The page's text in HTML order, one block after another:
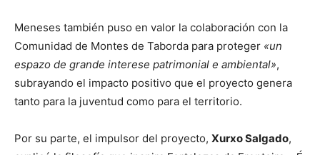
Meneses también puso en valor la colaboración con la
Comunidad de Montes de Taborda para proteger «un
espazo de grande interese patrimonial e ambiental»,
subrayando el impacto positivo que el proyecto genera
tanto para la juventud como para el territorio.
Por su parte, el impulsor del proyecto, Xurxo Salgado,